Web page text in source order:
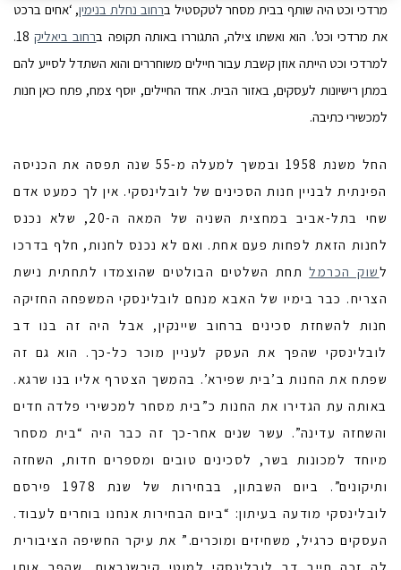
מרדכי וכט היה שותף בבית מסחר לטקסטיל ברחוב נחלת בנימין, ‘אחים ברכט
את מרדכי וכט’. הוא ואשתו צילה, התגוררו באותה תקופה ברחוב ביאליק
18.
למרדכי וכט הייתה אוזן קשבת עבור חיילים משוחררים והוא השתדל לסייע להם
במתן רישיונות לעסקים, באזור הבית. אחד החיילים, יוסף צמח, פתח כאן חנות
למכשירי כתיבה.
החל משנת 1958 ובמשך למעלה מ-55 שנה תפסה את הכניסה
הפינתית לבניין חנות הסכינים של לובלינסקי. אין לך כמעט אדם
שחי בתל-אביב במחצית השניה של המאה ה-20, שלא נכנס
לחנות הזאת לפחות פעם אחת. ואם לא נכנס לחנות, חלף בדרכו
לשוק הכרמלתחת השלטים הבולטים שהוצמדו לתחתית נישת
הצריח. כבר בימיו של האבא מנחם לובלינסקי המשפחה החזיקה
חנות להשחזת סכינים ברחוב שיינקין, אבל היה זה בנו דב
לובלינסקי שהפך את העסק לעניין מוכר כל-כך. הוא גם זה
שפתח את החנות ב’בית שפירא’. בהמשך הצטרף אליו בנו שרגא.
באותה עת הגדירו את החנות כ”בית מסחר למכשירי פלדה חדים
והשחזה עדינה”. עשר שנים אחר-כך זה כבר היה “בית מסחר
מיוחד למכונות בשר, לסכינים טובים ומספרים חדות, השחזה
ותיקונים”. ביום השבתון, בבחירות של שנת 1978 פירסם
לובלינסקי מודעה בעיתון: “ביום הבחירות אנחנו בוחרים לעבוד.
העסקים כרגיל, משחיזים ומוכרים.” את עיקר החשיפה הציבורית
לה זכה חייב דב לובלינסקי למוטי קירשנבאום, שהפך אותו